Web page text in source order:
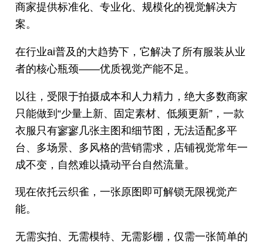
商家提供标准化、专业化、规模化的视觉解决方
案。
在行业ai普及的大趋势下，它解决了所有服装从业
者的核心瓶颈——优质视觉产能不足。
以往，受限于拍摄成本和人力精力，绝大多数商家
只能做到“少量上新、固定素材、低频更新”，一款
衣服只有寥寥几张主图和细节图，无法适配多平
台、多场景、多风格的营销需求，店铺视觉常年一
成不变，自然难以撬动平台自然流量。
现在依托云织雀，一张原图即可解锁无限视觉产
能。
无需实拍、无需模特、无需影棚，仅需一张简单的